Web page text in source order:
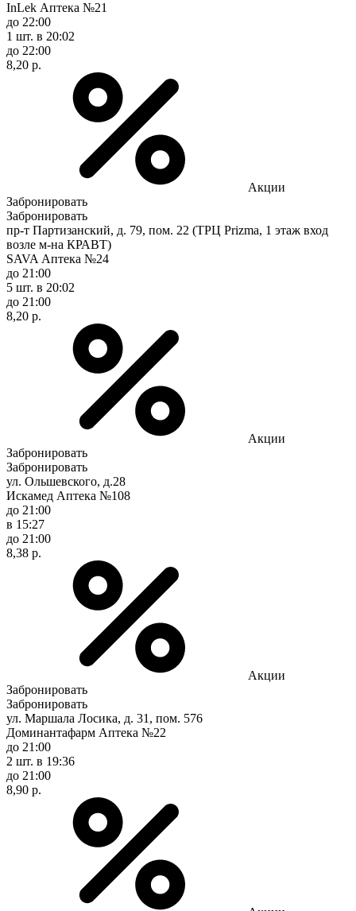
InLek Аптека №21
до 22:00
1 шт. в 20:02
до 22:00
8,20 р.
Акции
Забронировать
Забронировать
пр-т Партизанский, д. 79, пом. 22 (ТРЦ Prizma, 1 этаж вход
возле м-на КРАВТ)
SAVA Аптека №24
до 21:00
5 шт. в 20:02
до 21:00
8,20 р.
Акции
Забронировать
Забронировать
ул. Ольшевского, д.28
Искамед Аптека №108
до 21:00
в 15:27
до 21:00
8,38 р.
Акции
Забронировать
Забронировать
ул. Маршала Лосика, д. 31, пом. 576
Доминантафарм Аптека №22
до 21:00
2 шт. в 19:36
до 21:00
8,90 р.